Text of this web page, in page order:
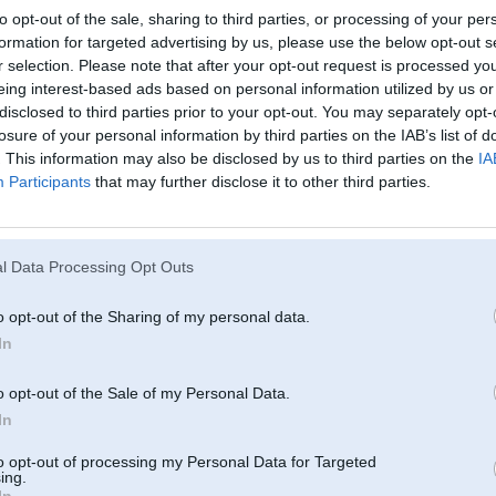
opt-out of the sale, sharing to third parties, or processing of your
for targeted advertising by us, please use the below opt-out
selection. Please note that after your opt-out request is processed
interest-based ads based on personal information utilized by us
to third parties prior to your opt-out. You may separately
of your personal information by third parties on the IAB’s list of
This information may also be disclosed by us to third parties on the
Participants that may further disclose it to other third parties.
Data Processing Opt Outs
opt-out of the Sharing of my personal data.
opt-out of the Sale of my Personal Data.
opt-out of processing my Personal Data for Targeted
09. Sep 2014, 22:07
majas lapa ir normala bet uzdodot jautajumu dzen kaukadu stulbibu!!!
09. Sep 2014, 22:10
sveiki kas var pateikt kas par problemu ka nedarbojas panela